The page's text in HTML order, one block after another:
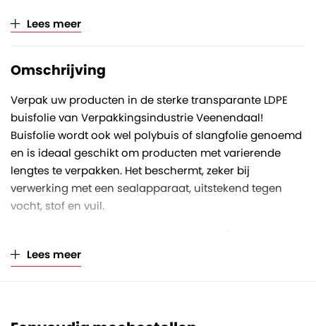
Verkoopeenheid
Lees meer
Omschrijving
Verpak uw producten in de sterke transparante LDPE
buisfolie van Verpakkingsindustrie Veenendaal!
Buisfolie wordt ook wel polybuis of slangfolie genoemd
en is ideaal geschikt om producten met varierende
lengtes te verpakken. Het beschermt, zeker bij
verwerking met een sealapparaat, uitstekend tegen
vocht, stof en vuil.
rollengte van 340 meter en een foliedikte van 100
micron. De folie is gewikkeld op een stevige kartonnen
Lees meer